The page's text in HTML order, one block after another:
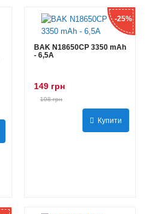
-25%
BAK N18650CP 3350 mAh
- 6,5А
149 грн
198 грн
Купити